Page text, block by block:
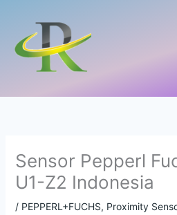
konten
Sensor Pepperl
U1-Z2 Indonesia
/ PEPPERL+FUCHS, Proximity